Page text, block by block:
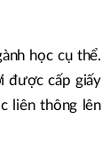
học cụ thể.
được cấp giấy
liên thông lên